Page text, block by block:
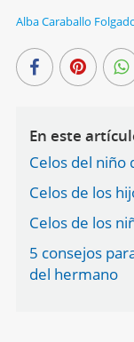
Alba Caraballo
En este
Celos del niño
Celos de los
Celos de los
5 consejos
del hermano